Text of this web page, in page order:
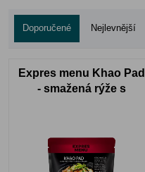
Doporučené Nejlevnější
Expres menu Khao Pad
- smažená rýže s